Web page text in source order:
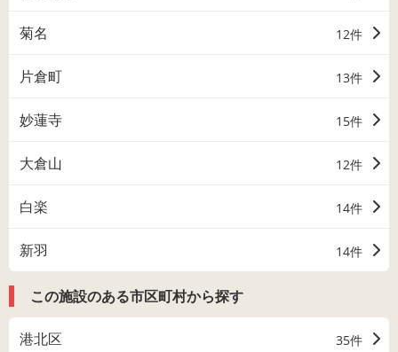
菊名 12件
片倉町 13件
妙蓮寺 15件
大倉山 12件
白楽 14件
新羽 14件
この施設のある市区町村から探す
港北区 35件